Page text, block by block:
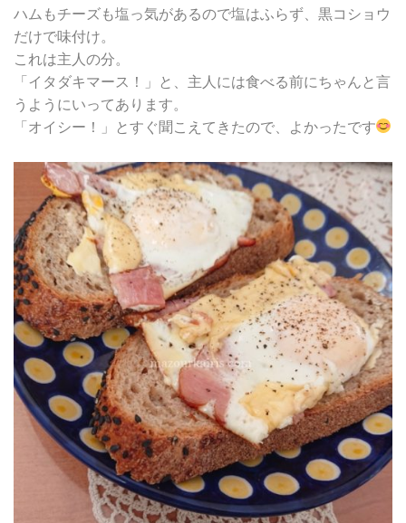
ハムもチーズも塩っ気があるので塩はふらず、黒コショウ
だけで味付け。
これは主人の分。
「イタダキマース！」と、主人には食べる前にちゃんと言
うようにいってあります。
「オイシー！」とすぐ聞こえてきたので、よかったです